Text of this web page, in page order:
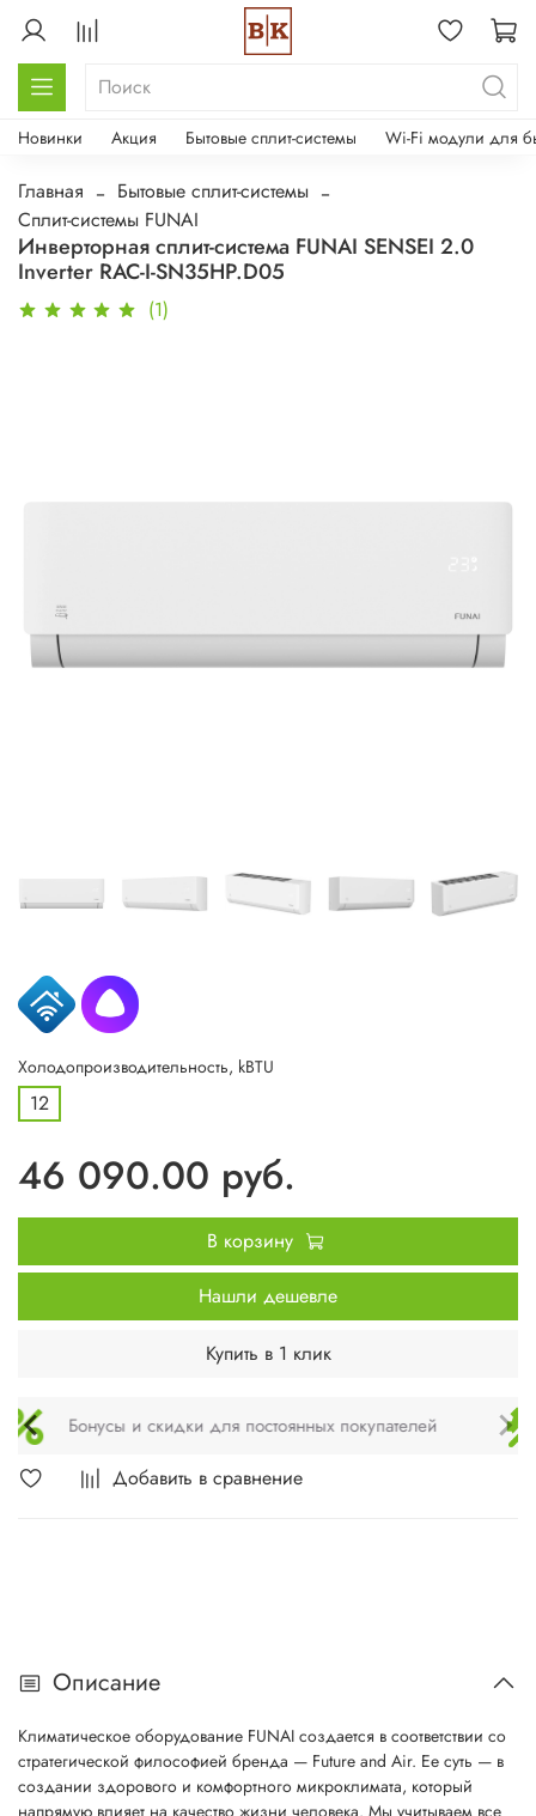
Новинки Акция Бытовые сплит-системы Wi-Fi модули для
Главная
Бытовые сплит-системы
Сплит-системы FUNAI
Инверторная сплит-система FUNAI SENSEI 2.0
Inverter RAC-I-SN35HP.D05
(1)
Добавить в сравнение
Холодопроизводительность, kBTU
12
46 090.00 руб.
В корзину
Нашли дешевле
Купить в 1 клик
Техническое обслуживание и монтаж
Описание
Климатическое оборудование FUNAI создается в соответствии со
стратегической философией бренда — Future and Air. Ее суть — в
создании здорового и комфортного микроклимата, который